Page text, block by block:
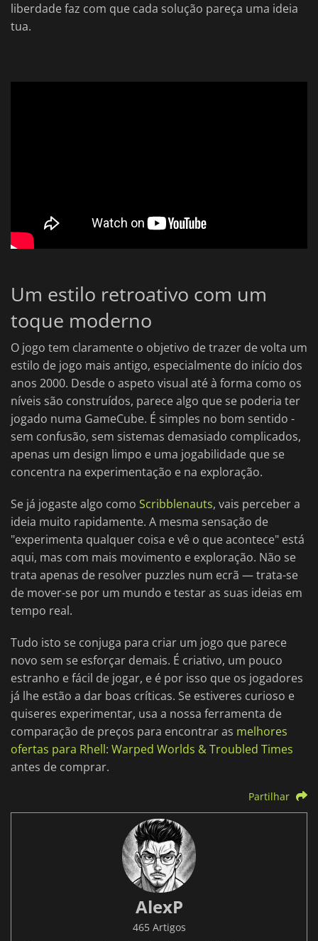
liberdade faz com que cada solução pareça uma ideia
tua.
Um estilo retroativo com um
toque moderno
O jogo tem claramente o objetivo de trazer de volta um
estilo de jogo mais antigo, especialmente do início dos
anos 2000. Desde o aspeto visual até à forma como os
níveis são construídos, parece algo que se poderia ter
jogado numa GameCube. É simples no bom sentido -
sem confusão, sem sistemas demasiado complicados,
apenas um design limpo e uma jogabilidade que se
concentra na experimentação e na exploração.
Se já jogaste algo como Scribblenauts, vais perceber a
ideia muito rapidamente. A mesma sensação de
"experimenta qualquer coisa e vê o que acontece" está
aqui, mas com mais movimento e exploração. Não se
trata apenas de resolver puzzles num ecrã — trata-se
de mover-se por um mundo e testar as suas ideias em
tempo real.
Tudo isto se conjuga para criar um jogo que parece
novo sem se esforçar demais. É criativo, um pouco
estranho e fácil de jogar, e é por isso que os jogadores
já lhe estão a dar boas críticas. Se estiveres curioso e
quiseres experimentar, usa a nossa ferramenta de
comparação de preços para encontrar as melhores
ofertas para Rhell: Warped Worlds & Troubled Times
antes de comprar.
Partilhar
AlexP
465 Artigos